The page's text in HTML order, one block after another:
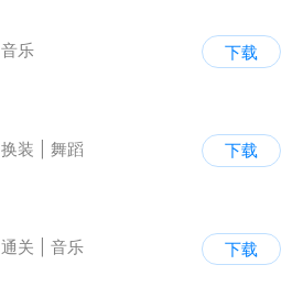
音乐
下载
换装
舞蹈
下载
通关
音乐
下载